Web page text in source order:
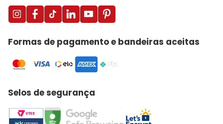
Formas de pagamento e bandeiras aceitas
Selos de segurança